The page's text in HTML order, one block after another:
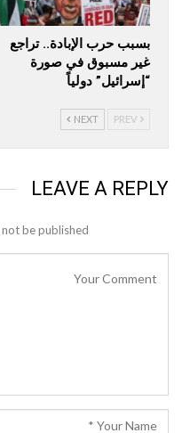
بسبب حرب الإبادة.. تراجع
غير مسبوق في صورة
“إسرائيل” دولياً
NEXT
LEAVE A REPLY
be published.